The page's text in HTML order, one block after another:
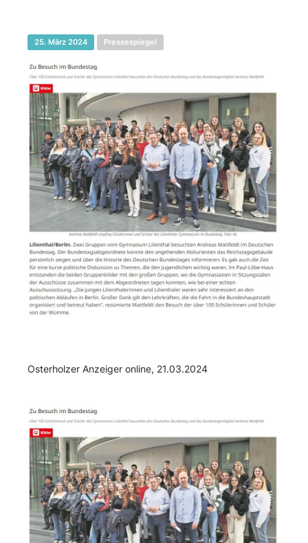
25. März 2024 Pressespiegel
Osterholzer Anzeiger online, 21.03.2024